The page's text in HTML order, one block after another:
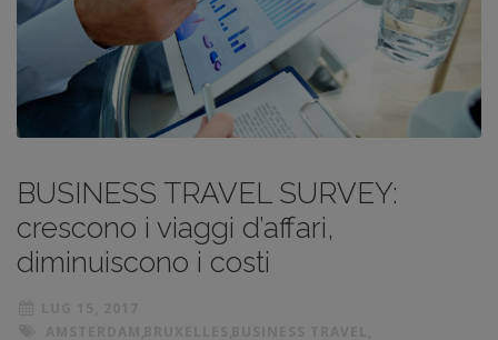
BUSINESS TRAVEL SURVEY:
crescono i viaggi d’affari,
diminuiscono i costi